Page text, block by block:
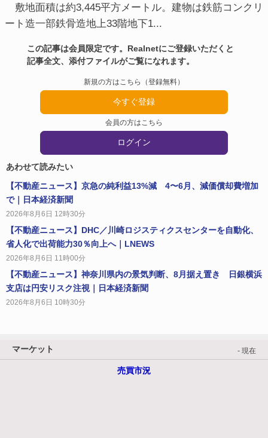
敷地面積は約3,445平方メートル。建物は鉄筋コンクリ
ート造一部鉄骨造地上33階地下1...
この記事は会員限定です。Realnetにご登録いただくと
記事全文、添付ファイルがご覧になれます。
新規の方はこちら（登録無料）
今すぐ登録
会員の方はこちら
ログイン
あわせて読みたい
【不動産ニュース】京急の純利益13%減 4〜6月、減価償却費増加
で｜日本経済新聞
2026年8月6日 12時30分
【不動産ニュース】DHC／川崎ロジスティクスセンターを自動化、
省人化で出荷能力30％向上へ｜LNEWS
2026年8月6日 11時00分
【不動産ニュース】神奈川県内の景気判断、8月据え置き 日銀横浜
支店は円安リスク注視｜日本経済新聞
2026年8月6日 10時30分
マーケット - 現在
売買市況